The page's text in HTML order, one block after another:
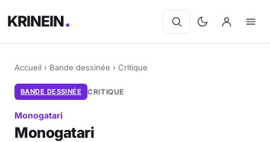
KRINEIN
Accueil › Bande dessinée › Critique
BANDE DESSINÉE CRITIQUE
Monogatari
Monogatari